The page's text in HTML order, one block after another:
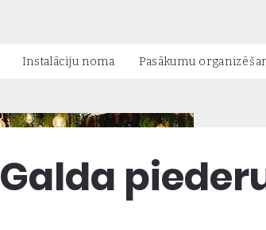
Instalāciju noma Pasākumu
Galda